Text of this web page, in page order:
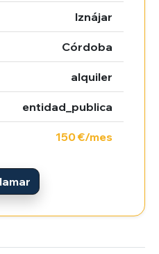
Iznájar
Córdoba
alquiler
entidad_publica
150 €/mes